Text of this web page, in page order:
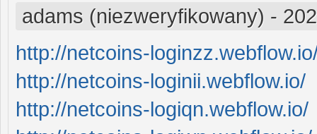
adams (niezweryfikowany) -
http://netcoins-
http://netcoins-loginii.webflow.io/
http://netcoins-logiqn.webflow.io/